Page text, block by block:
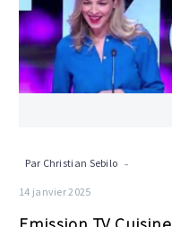
Cuisine
et
moi
Par Christian Sebilo -
14 janvier 2025